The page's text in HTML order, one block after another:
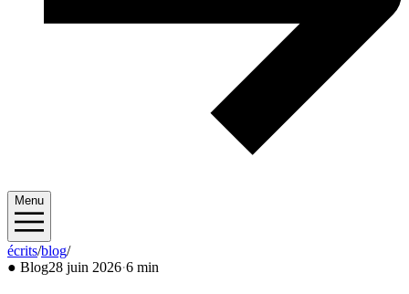
Menu
écrits/blog/2026/06
● Blog28 juin 2026·6 min